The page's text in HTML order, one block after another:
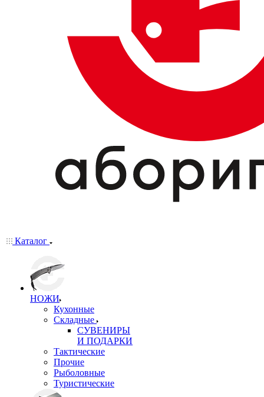
Каталог
НОЖИ
Кухонные
Складные
СУВЕНИРЫ
И ПОДАРКИ
Тактические
Прочие
Рыболовные
Туристические